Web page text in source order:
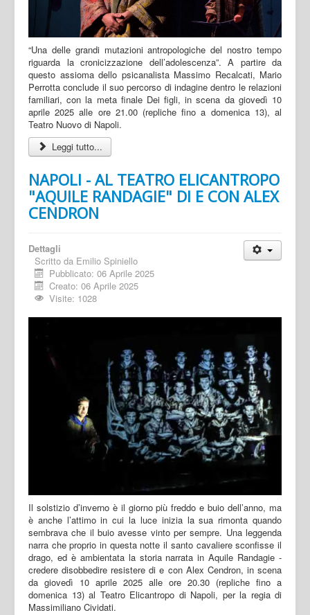
“Una delle grandi mutazioni antropologiche del nostro tempo
riguarda la cronicizzazione dell’adolescenza”. A partire da
questo assioma dello psicanalista Massimo Recalcati, Mario
Perrotta conclude il suo percorso di indagine dentro le relazioni
familiari, con la meta finale Dei figli, in scena da giovedì 10
aprile 2025 alle ore 21.00 (repliche fino a domenica 13), al
Teatro Nuovo di Napoli.
Leggi tutto...
NAPOLI - AL TEATRO ELICANTROPO
"AQUILE RANDAGIE" DI E CON ALEX
CENDRON
Dettagli
Scritto da Emilio Spiniello
Pubblicato: 06 Aprile 2025
Creato: 06 Aprile 2025
Visite: 1028
Il solstizio d’inverno è il giorno più freddo e buio dell’anno, ma
è anche l’attimo in cui la luce inizia la sua rimonta quando
sembrava che il buio avesse vinto per sempre. Una leggenda
narra che proprio in questa notte il santo cavaliere sconfisse il
drago, ed è ambientata la storia narrata in Aquile Randagie -
credere disobbedire resistere di e con Alex Cendron, in scena
da giovedì 10 aprile 2025 alle ore 20.30 (repliche fino a
domenica 13) al Teatro Elicantropo di Napoli, per la regia di
Massimiliano Cividati.